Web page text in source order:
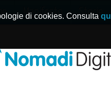
Manifesto Storie
di cookies. Consulta